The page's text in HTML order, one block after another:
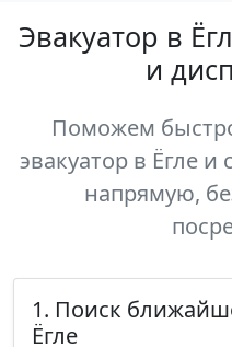
Эвакуатор в
и
Поможем
эвакуатор в Ёгле и
напрямую,
1. Поиск
Ёгле